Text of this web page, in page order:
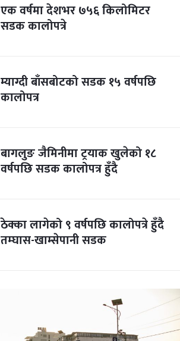
एक वर्षमा देशभर ७५६ किलोमिटर
सडक कालोपत्रे
म्याग्दी बाँसबोटको सडक १५ वर्षपछि
कालोपत्र
बागलुङ जैमिनीमा ट्रयाक खुलेको १८
वर्षपछि सडक कालोपत्र हुँदै
ठेक्का लागेको ९ वर्षपछि कालोपत्रे हुँदै
तम्घास-खाम्सेपानी सडक